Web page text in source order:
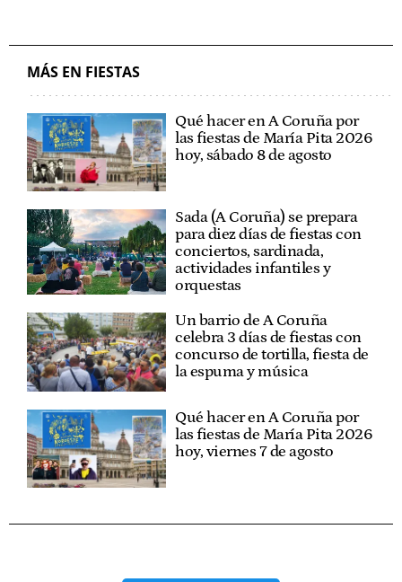
MÁS EN FIESTAS
Qué hacer en A Coruña por
las fiestas de María Pita 2026
hoy, sábado 8 de agosto
Sada (A Coruña) se prepara
para diez días de fiestas con
conciertos, sardinada,
actividades infantiles y
orquestas
Un barrio de A Coruña
celebra 3 días de fiestas con
concurso de tortilla, fiesta de
la espuma y música
Qué hacer en A Coruña por
las fiestas de María Pita 2026
hoy, viernes 7 de agosto